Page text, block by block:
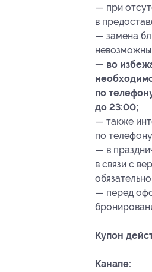
— при
в
— замена
— во
по
до 23:00;
— также
по
— в
в связи с
— перед
Купон
Канапе: